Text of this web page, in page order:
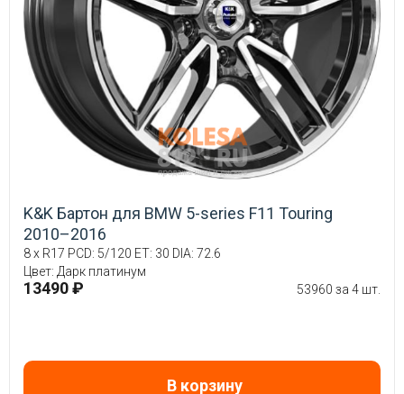
K&K Бартон для BMW 5-series F11 Touring
2010–2016
8 x R17 PCD: 5/120 ET: 30 DIA: 72.6
Цвет: Дарк платинум
13490 ₽ 53960 за 4 шт.
В корзину